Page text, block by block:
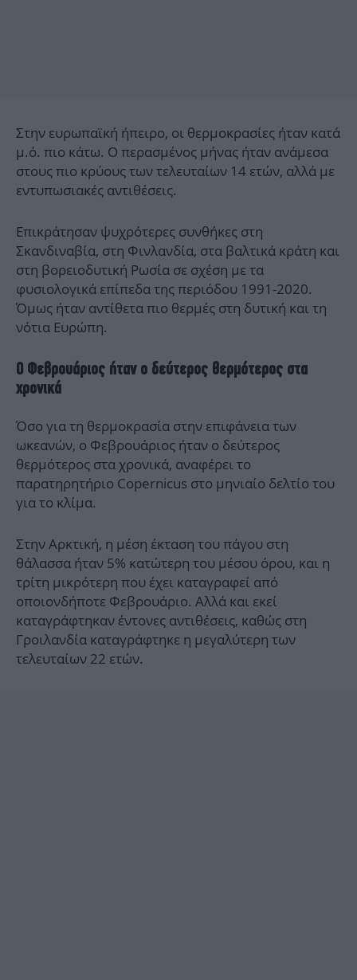
Στην ευρωπαϊκή ήπειρο, οι θερμοκρασίες ήταν κατά
μ.ό. πιο κάτω. Ο περασμένος μήνας ήταν ανάμεσα
στους πιο κρύους των τελευταίων 14 ετών, αλλά με
εντυπωσιακές αντιθέσεις.
Επικράτησαν ψυχρότερες συνθήκες στη
Σκανδιναβία, στη Φινλανδία, στα βαλτικά κράτη και
στη βορειοδυτική Ρωσία σε σχέση με τα
φυσιολογικά επίπεδα της περιόδου 1991-2020.
Όμως ήταν αντίθετα πιο θερμές στη δυτική και τη
νότια Ευρώπη.
Ο Φεβρουάριος ήταν ο δεύτερος θερμότερος στα
χρονικά
Όσο για τη θερμοκρασία στην επιφάνεια των
ωκεανών, ο Φεβρουάριος ήταν ο δεύτερος
θερμότερος στα χρονικά, αναφέρει το
παρατηρητήριο Copernicus στο μηνιαίο δελτίο του
για το κλίμα.
Στην Αρκτική, η μέση έκταση του πάγου στη
θάλασσα ήταν 5% κατώτερη του μέσου όρου, και η
τρίτη μικρότερη που έχει καταγραφεί από
οποιονδήποτε Φεβρουάριο. Αλλά και εκεί
καταγράφτηκαν έντονες αντιθέσεις, καθώς στη
Γροιλανδία καταγράφτηκε η μεγαλύτερη των
τελευταίων 22 ετών.